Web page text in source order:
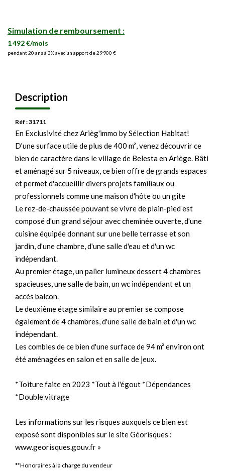
Simulation de remboursement :
1 492 €/mois
pendant 20 ans à 3% avec un apport de 29 900 €
Description
Réf : 31711
En Exclusivité chez Arièg'immo by Sélection Habitat!
D'une surface utile de plus de 400 m², venez découvrir ce
bien de caractère dans le village de Belesta en Ariège. Bâti
et aménagé sur 5 niveaux, ce bien offre de grands espaces
et permet d'accueillir divers projets familiaux ou
professionnels comme une maison d'hôte ou un gîte
Le rez-de-chaussée pouvant se vivre de plain-pied est
composé d'un grand séjour avec cheminée ouverte, d'une
cuisine équipée donnant sur une belle terrasse et son
jardin, d'une chambre, d'une salle d'eau et d'un wc
indépendant.
Au premier étage, un palier lumineux dessert 4 chambres
spacieuses, une salle de bain, un wc indépendant et un
accès balcon.
Le deuxième étage similaire au premier se compose
également de 4 chambres, d'une salle de bain et d'un wc
indépendant.
Les combles de ce bien d'une surface de 94 m² environ ont
été aménagées en salon et en salle de jeux.
*Toiture faite en 2023 *Tout à l'égout *Dépendances
*Double vitrage
Les informations sur les risques auxquels ce bien est
exposé sont disponibles sur le site Géorisques :
www.georisques.gouv.fr »
**Honoraires à la charge du vendeur